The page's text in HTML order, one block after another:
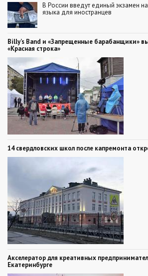
В России введут единый экзамен
языка для иностранцев
Billy’s Band и «Запрещенные барабанщики»
«Красная строка»
14 свердловских школ после капремонта
Акселератор для креативных
Екатеринбурге